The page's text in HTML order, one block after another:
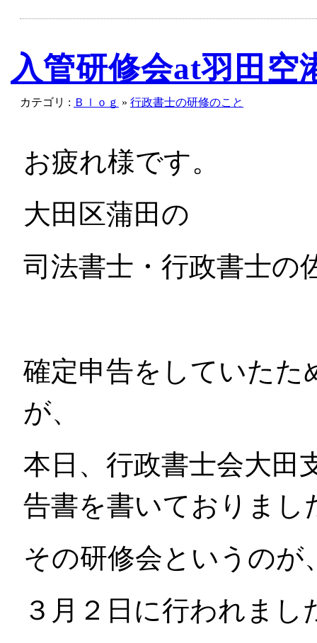
入管研修会at羽田空
カテゴリ : Ｂｌｏｇ » 行政書士の研修のこと
お疲れ様です。
大田区蒲田の
司法書士・行政書士の
確定申告をしていた
が、
本日、行政書士会大田
告書を書いておりまし
その研修会というのが
３月２日に行われまし